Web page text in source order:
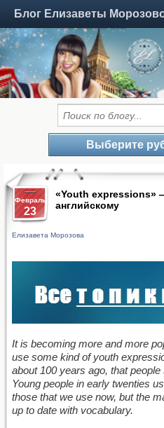
Блог Елизаветы
Выберите
Февраль
23
«Youth expressions»
английскому
Елизавета Морозова
It is becoming more and more
use some kind of youth
about 100 years ago, that
Young people in early twenties
those that we use now, but the
up to date with vocabulary.